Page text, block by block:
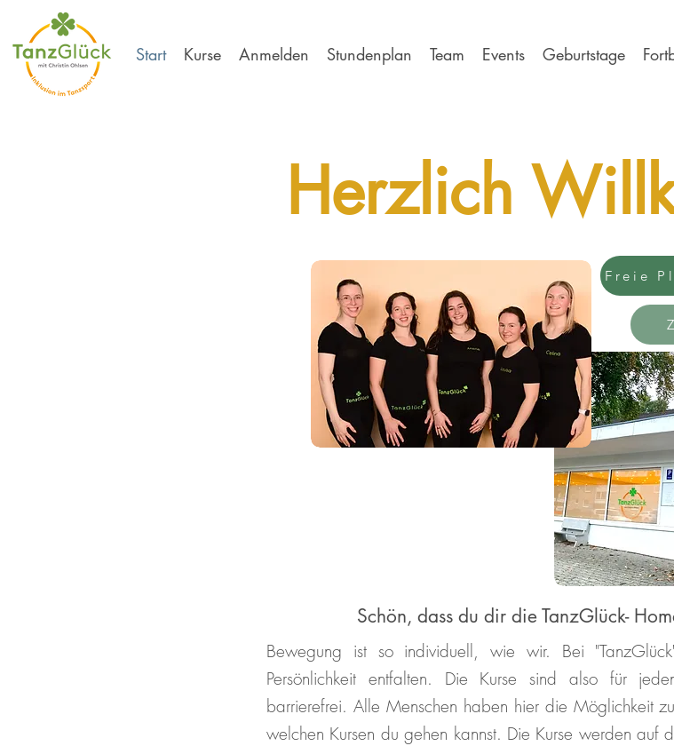
Start Kurse Anmelden Stundenplan Team Events Geburtstage
Herzlich
Freie
Schön, dass du dir die TanzGlück-
Bewegung ist so individuell, wie wir. Bei
Persönlichkeit entfalten. Die Kurse sind also für
barrierefrei. Alle Menschen haben hier die Möglichkeit
welchen Kursen du gehen kannst. Die Kurse werden auf